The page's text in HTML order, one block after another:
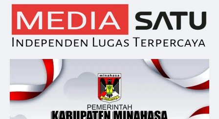
Skip
content